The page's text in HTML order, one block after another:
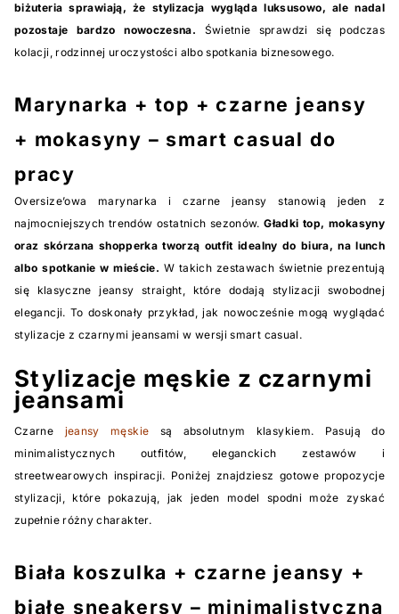
biżuteria sprawiają, że stylizacja wygląda luksusowo, ale nadal
pozostaje bardzo nowoczesna. Świetnie sprawdzi się podczas
kolacji, rodzinnej uroczystości albo spotkania biznesowego.
Marynarka + top + czarne jeansy
+ mokasyny – smart casual do
pracy
Oversize’owa marynarka i czarne jeansy stanowią jeden z
najmocniejszych trendów ostatnich sezonów.Gładki top, mokasyny
oraz skórzana shopperka tworzą outfit idealny do biura, na lunch
albo spotkanie w mieście. W takich zestawach świetnie prezentują
się klasyczne jeansy straight, które dodają stylizacji swobodnej
elegancji. To doskonały przykład, jak nowocześnie mogą wyglądać
stylizacje z czarnymi jeansami w wersji smart casual.
Stylizacje męskie z czarnymi
jeansami
Czarne jeansy męskie są absolutnym klasykiem. Pasują do
minimalistycznych outfitów, eleganckich zestawów i
streetwearowych inspiracji. Poniżej znajdziesz gotowe propozycje
stylizacji, które pokazują, jak jeden model spodni może zyskać
zupełnie różny charakter.
Biała koszulka + czarne jeansy +
białe sneakersy – minimalistyczna